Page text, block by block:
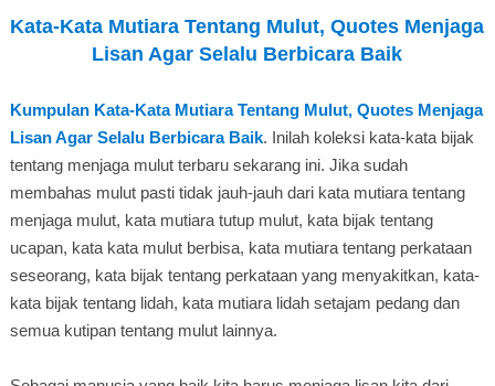
Kata-Kata Mutiara Tentang Mulut, Quotes Menjaga
Lisan Agar Selalu Berbicara Baik
Kumpulan Kata-Kata Mutiara Tentang Mulut, Quotes Menjaga
Lisan Agar Selalu Berbicara Baik. Inilah koleksi kata-kata bijak
tentang menjaga mulut terbaru sekarang ini. Jika sudah
membahas mulut pasti tidak jauh-jauh dari kata mutiara tentang
menjaga mulut, kata mutiara tutup mulut, kata bijak tentang
ucapan, kata kata mulut berbisa, kata mutiara tentang perkataan
seseorang, kata bijak tentang perkataan yang menyakitkan, kata-
kata bijak tentang lidah, kata mutiara lidah setajam pedang dan
semua kutipan tentang mulut lainnya.